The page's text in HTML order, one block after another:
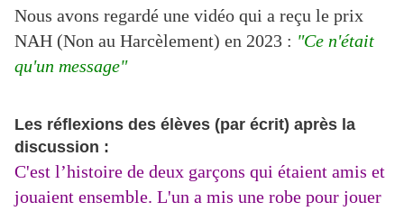
Nous avons regardé une vidéo qui a reçu le prix
NAH (Non au Harcèlement) en 2023 : "Ce n'était
qu'un message"
Les réflexions des élèves (par écrit) après la
discussion :
C'est l’histoire de deux garçons qui étaient amis et
jouaient ensemble. L'un a mis une robe pour jouer